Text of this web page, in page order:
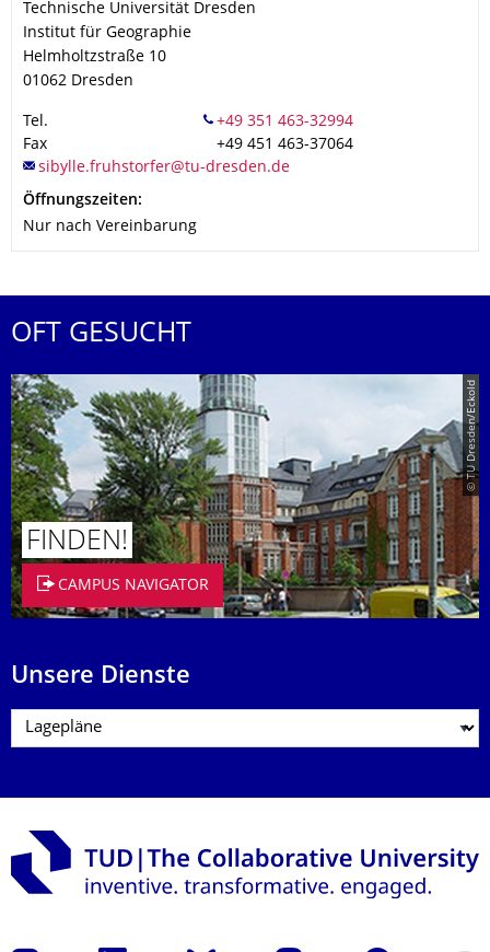
Technische Universität Dresden
Institut für Geographie
Helmholtzstraße 10
01062 Dresden
Tel.
Fax
+49 451 463-37064
Öffnungszeiten:
Nur nach Vereinbarung
OFT GESUCHT
© TU Dresden/Eckold
FINDEN!
CAMPUS NAVIGATOR
Unsere Dienste